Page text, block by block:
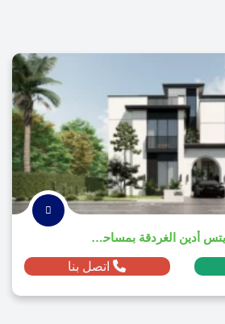
فيلا للبيع في مكادي هايتس أدين الغردقة بمساحة 164م² ومقدم 2,544,000 ج.م
اتصل بنا